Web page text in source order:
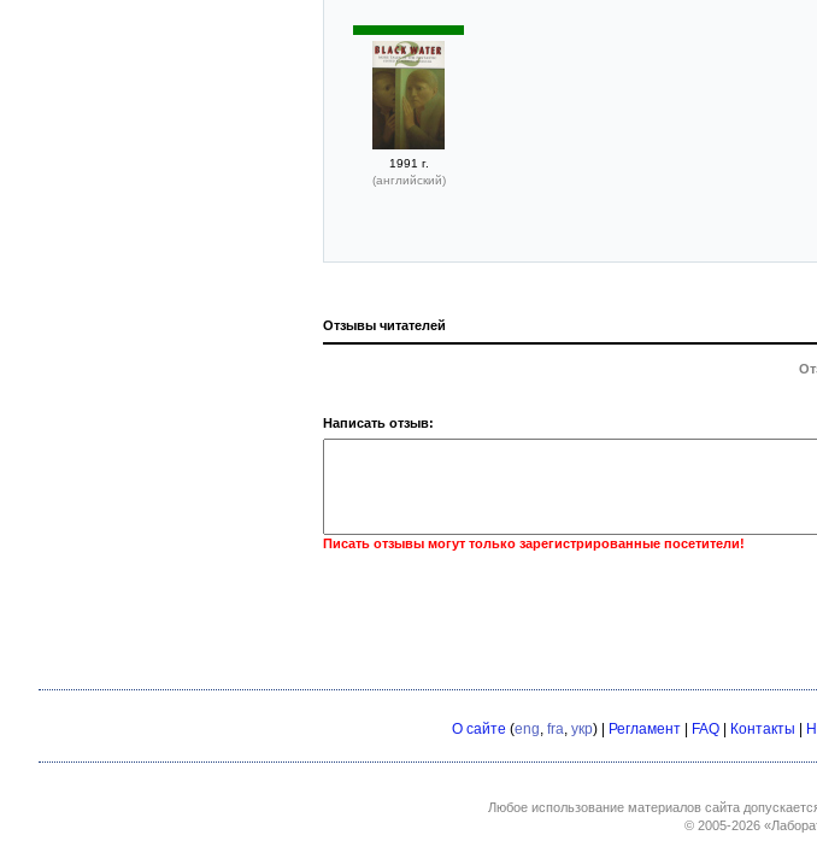
1991 г.
(английский)
Отзывы читателей
Написать отзыв:
Писать отзывы могут только зарегистрированные посетители!
О сайте (eng, fra, укр) | Регламент FAQ Контакты
Любое использование материалов сайта
© 2005-2026